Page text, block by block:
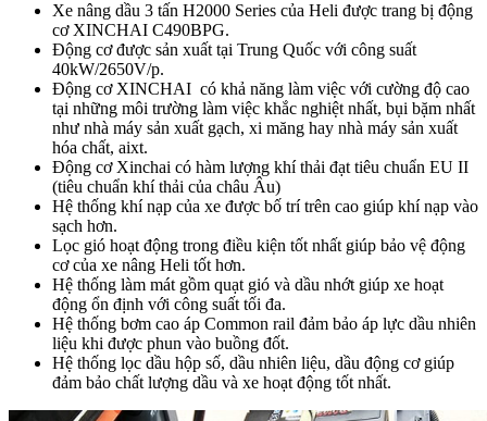
Xe nâng dầu 3 tấn H2000 Series của Heli được trang bị động
cơ XINCHAI C490BPG.
Động cơ được sản xuất tại Trung Quốc với công suất
40kW/2650V/p.
Động cơ XINCHAI có khả năng làm việc với cường độ cao
tại những môi trường làm việc khắc nghiệt nhất, bụi bặm nhất
như nhà máy sản xuất gạch, xi măng hay nhà máy sản xuất
hóa chất, aixt.
Động cơ Xinchai có hàm lượng khí thải đạt tiêu chuẩn EU II
(tiêu chuẩn khí thải của châu Âu)
Hệ thống khí nạp của xe được bố trí trên cao giúp khí nạp vào
sạch hơn.
Lọc gió hoạt động trong điều kiện tốt nhất giúp bảo vệ động
cơ của xe nâng Heli tốt hơn.
Hệ thống làm mát gồm quạt gió và dầu nhớt giúp xe hoạt
động ổn định với công suất tối đa.
Hệ thống bơm cao áp Common rail đảm bảo áp lực dầu nhiên
liệu khi được phun vào buồng đốt.
Hệ thống lọc dầu hộp số, dầu nhiên liệu, dầu động cơ giúp
đảm bảo chất lượng dầu và xe hoạt động tốt nhất.